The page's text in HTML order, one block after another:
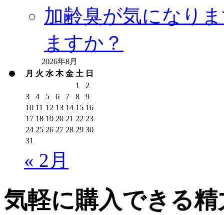
加齢臭が気になり
ますか？
2026年8月
月 火 水 木 金 土 日
1
2
3
4 5 6 7 8
9
10 11 12 13 14 15 16
17 18 19 20 21 22 23
24 25 26 27 28 29 30
31
« 2月
気軽に購入できる精